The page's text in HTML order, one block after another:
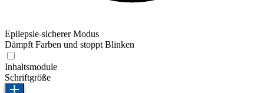
Epilepsie-sicherer Modus
Dämpft Farben und stoppt Blinken
Inhaltsmodule
Schriftgröße